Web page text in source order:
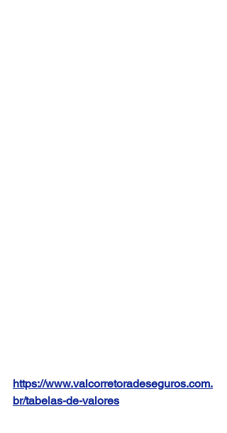
https://www.valcorretoradeseguros.com.
br/tabelas-de-valores